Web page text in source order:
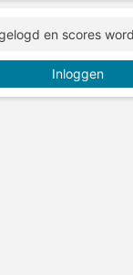
en scores
Inloggen